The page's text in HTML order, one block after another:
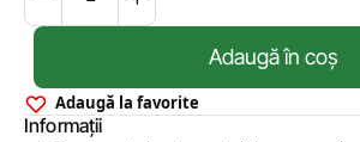
Adaugă în coș
Adaugă la favorite
Informații